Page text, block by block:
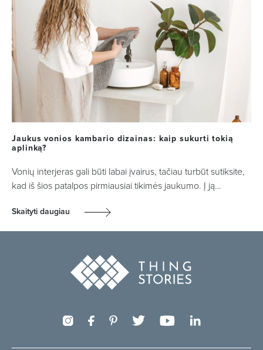
Jaukus vonios kambario dizainas: kaip sukurti tokią
aplinką?
Vonių interjeras gali būti labai įvairus, tačiau turbūt sutiksite,
kad iš šios patalpos pirmiausiai tikimės jaukumo. Į ją…
Skaityti daugiau